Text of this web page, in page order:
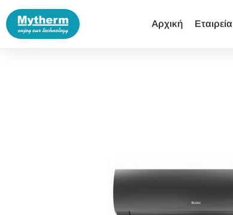
Αρχική Εταιρεία